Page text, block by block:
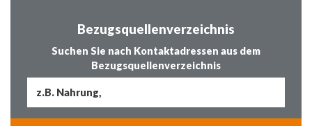
Bezugsquellenverzeichnis
Suchen Sie nach Kontaktadressen aus dem
Bezugsquellenverzeichnis